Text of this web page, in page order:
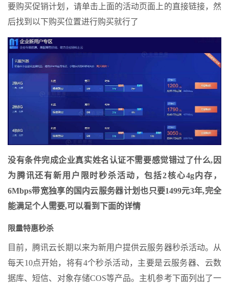
要购买促销计划，请单击上面的活动页面上的直接链接，然
后找到以下购买位置进行购买就行了
没有条件完成企业真实姓名认证不需要感觉错过了什么,因
为腾讯还有新用户限时秒杀活动，包括2核心4g内存，
6Mbps带宽独享的国内云服务器计划也只要1499元3年,完全
能满足个人需要,可以看到下面的详情
限量特惠秒杀
目前，腾讯云长期以来为新用户提供云服务器秒杀活动。从
每天10点开始，将有4个秒杀活动，主要是云服务器、云数
据库、短信、对象存储COS等产品。主机参考下面列出了一